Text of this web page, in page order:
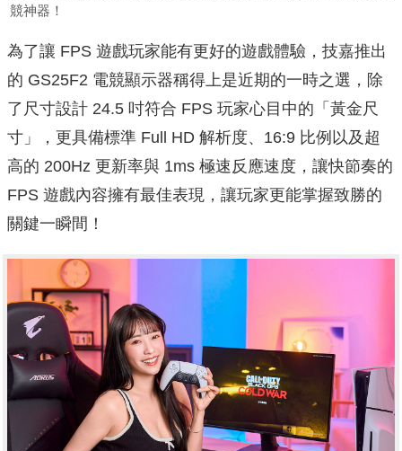
競神器！
為了讓 FPS 遊戲玩家能有更好的遊戲體驗，技嘉推出
的 GS25F2 電競顯示器稱得上是近期的一時之選，除
了尺寸設計 24.5 吋符合 FPS 玩家心目中的「黃金尺
寸」，更具備標準 Full HD 解析度、16:9 比例以及超
高的 200Hz 更新率與 1ms 極速反應速度，讓快節奏的
FPS 遊戲內容擁有最佳表現，讓玩家更能掌握致勝的
關鍵一瞬間！